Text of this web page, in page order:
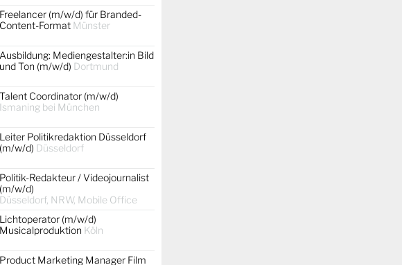
Freelancer (m/w/d) für Branded-
Content-Format Münster
Ausbildung: Mediengestalter:in Bild
und Ton (m/w/d) Dortmund
Talent Coordinator (m/w/d)
Ismaning bei München
Leiter Politikredaktion Düsseldorf
(m/w/d) Düsseldorf
Politik-Redakteur / Videojournalist
(m/w/d)
Düsseldorf, NRW, Mobile Office
Lichtoperator (m/w/d)
Musicalproduktion Köln
Product Marketing Manager Film